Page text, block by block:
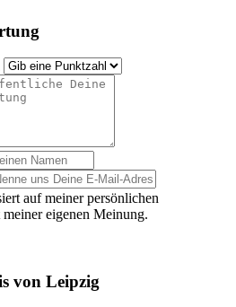
auf meiner persönlichen
eigenen Meinung.
von Leipzig